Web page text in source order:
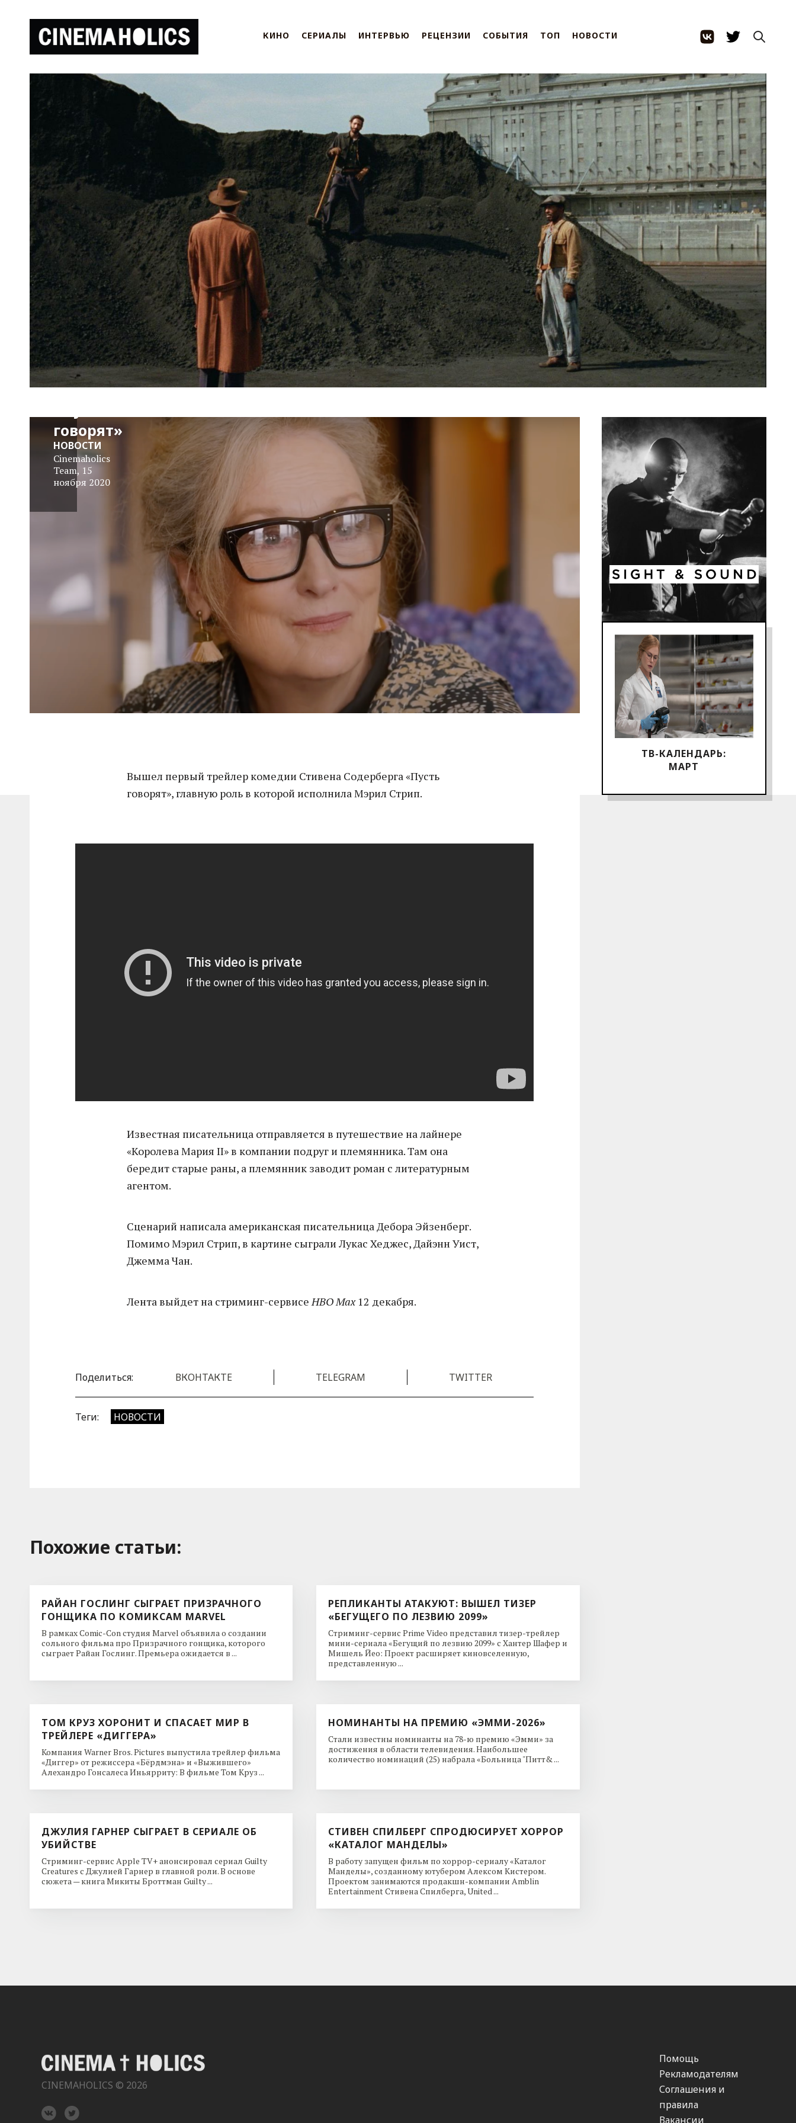
КИНО СЕРИАЛЫ ИНТЕРВЬЮ РЕЦЕНЗИИ СОБЫТИЯ ТОП НОВОСТИ
ТВ-КАЛЕНДАРЬ:
МАРТ
Трейлер:
говорят»
Cinemaholics
Team, 15
ноября 2020
НОВОСТИ
Вышел первый трейлер комедии Стивена Содерберга «Пусть
говорят», главную роль в которой исполнила Мэрил Стрип.
Известная писательница отправляется в путешествие на лайнере
«Королева Мария II» в компании подруг и племянника. Там она
бередит старые раны, а племянник заводит роман с литературным
агентом.
Сценарий написала американская писательница Дебора Эйзенберг.
Помимо Мэрил Стрип, в картине сыграли Лукас Хеджес, Дайэнн Уист,
Джемма Чан.
Лента выйдет на стриминг-сервисе HBO Max12 декабря.
Поделиться: ВКОНТАКТЕ TELEGRAM TWITTER
Теги: НОВОСТИ
Похожие cтатьи:
РАЙАН ГОСЛИНГ СЫГРАЕТ ПРИЗРАЧНОГО
ГОНЩИКА ПО КОМИКСАМ MARVEL
В рамках Comic-Con студия Marvel объявила о создании
сольного фильма про Призрачного гонщика, которого
сыграет Райан Гослинг. Премьера ожидается в ...
РЕПЛИКАНТЫ АТАКУЮТ: ВЫШЕЛ ТИЗЕР
«БЕГУЩЕГО ПО ЛЕЗВИЮ 2099»
Стриминг-сервис Prime Video представил тизер-трейлер
мини-сериала «Бегущий по лезвию 2099» с Хантер Шафер и
Мишель Йео: Проект расширяет киновселенную,
представленную ...
ТОМ КРУЗ ХОРОНИТ И СПАСАЕТ МИР В
ТРЕЙЛЕРЕ «ДИГГЕРА»
Компания Warner Bros. Pictures выпустила трейлер фильма
«Диггер» от режиссера «Бёрдмэна» и «Выжившего»
Алехандро Гонсалеса Иньярриту: В фильме Том Круз ...
НОМИНАНТЫ НА ПРЕМИЮ «ЭММИ-2026»
Стали известны номинанты на 78-ю премию «Эмми» за
достижения в области телевидения. Наибольшее
количество номинаций (25) набрала «Больница "Питт& ...
ДЖУЛИЯ ГАРНЕР СЫГРАЕТ В СЕРИАЛЕ ОБ
УБИЙСТВЕ
Стриминг-сервис Apple TV+ анонсировал сериал Guilty
Creatures с Джулией Гарнер в главной роли. В основе
сюжета — книга Микиты Броттман Guilty ...
СТИВЕН СПИЛБЕРГ СПРОДЮСИРУЕТ ХОРРОР
«КАТАЛОГ МАНДЕЛЫ»
В работу запущен фильм по хоррор-сериалу «Каталог
Манделы», созданному ютубером Алексом Кистером.
Проектом занимаются продакшн-компании Amblin
Entertainment Стивена Спилберга, United ...
CINEMAHOLICS © 2026
Помощь
Рекламодателям
Соглашения и
правила
Вакансии